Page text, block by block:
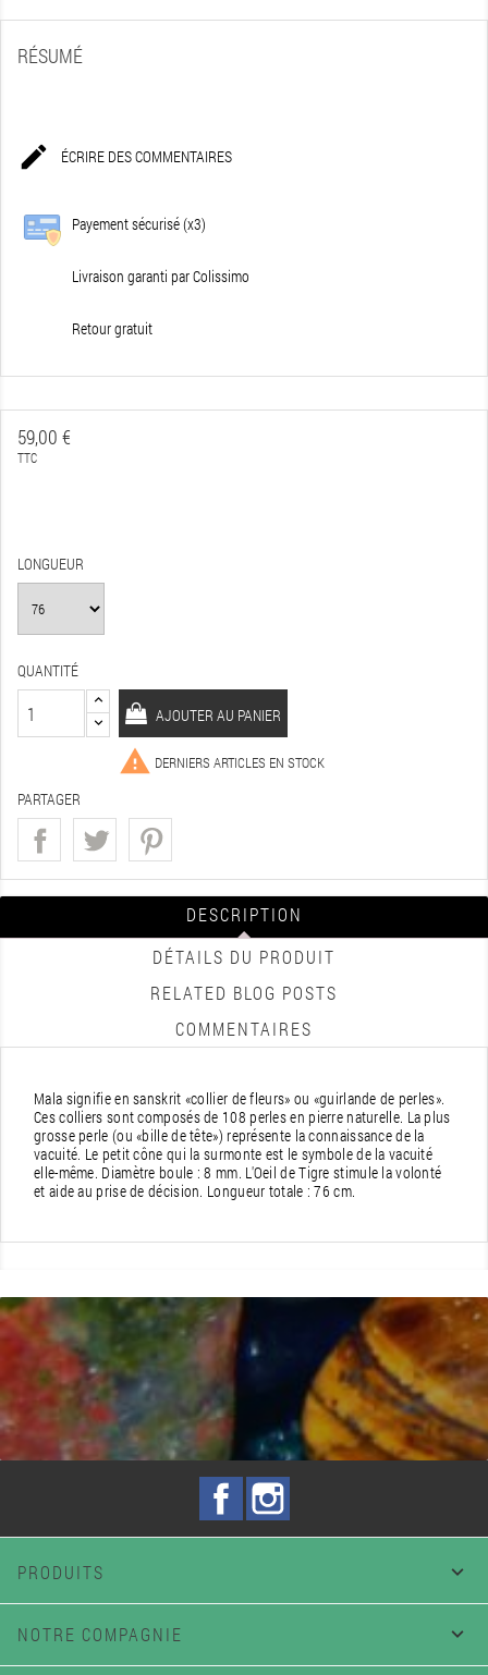
RÉSUMÉ
 ÉCRIRE DES COMMENTAIRES
Payement sécurisé (x3)
Livraison garanti par Colissimo
Retour gratuit
59,00 €
TTC
LONGUEUR
QUANTITÉ
AJOUTER AU PANIER
 DERNIERS ARTICLES EN STOCK
PARTAGER
DESCRIPTION
DÉTAILS DU PRODUIT
RELATED BLOG POSTS
COMMENTAIRES
Mala signifie en sanskrit «collier de fleurs» ou «guirlande de perles».
Ces colliers sont composés de 108 perles en pierre naturelle. La plus
grosse perle (ou «bille de tête») représente la connaissance de la
vacuité. Le petit cône qui la surmonte est le symbole de la vacuité
elle-même. Diamètre boule : 8 mm. L'Oeil de Tigre stimule la volonté
et aide au prise de décision. Longueur totale : 76 cm.
Facebook
PRODUITS 
NOTRE COMPAGNIE 